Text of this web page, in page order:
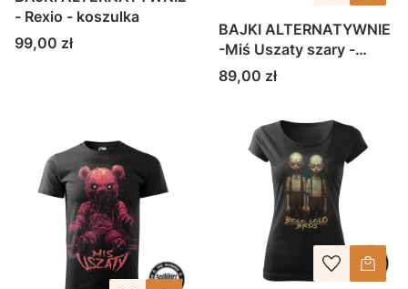
- Rexio - koszulka
Cena
99,00 zł
BAJKI ALTERNATYWNIE
-Miś Uszaty szary -
koszulka
Cena
89,00 zł